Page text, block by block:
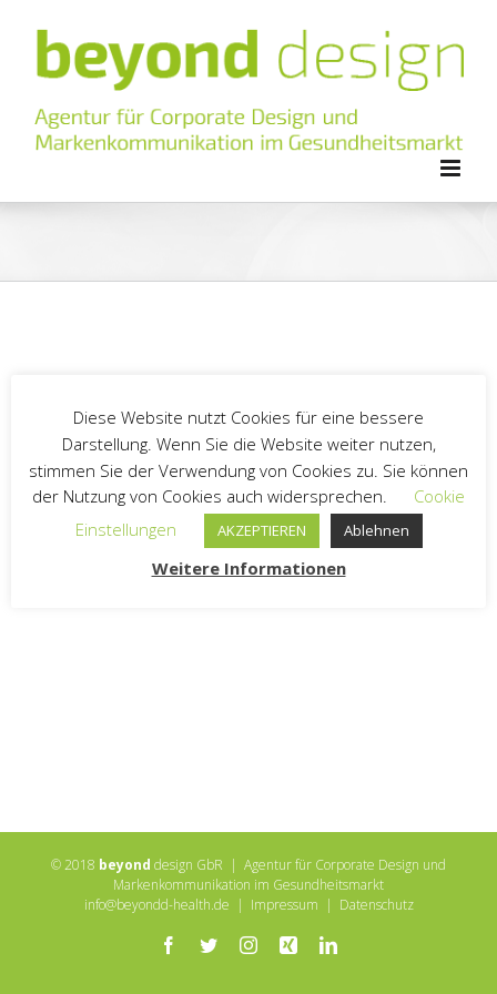
springen
© 2018 beyond design GbR | Agentur für Corporate Design und
Markenkommunikation im Gesundheitsmarkt
info@beyondd-health.de | Impressum | Datenschutz
Facebook
TwitterInstagram
Xing LinkedIn
Diese Website nutzt Cookies für eine bessere
Darstellung. Wenn Sie die Website weiter nutzen,
stimmen Sie der Verwendung von Cookies zu. Sie können
der Nutzung von Cookies auch widersprechen.
Cookie
Einstellungen
AKZEPTIEREN Ablehnen
Weitere Informationen